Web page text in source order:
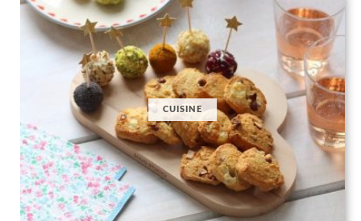
CUISINE